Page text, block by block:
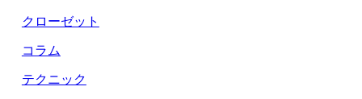
クローゼット
コラム
テクニック